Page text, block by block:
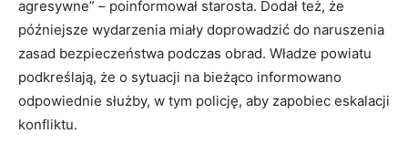
agresywne” – poinformował starosta. Dodał też, że
późniejsze wydarzenia miały doprowadzić do naruszenia
zasad bezpieczeństwa podczas obrad. Władze powiatu
podkreślają, że o sytuacji na bieżąco informowano
odpowiednie służby, w tym policję, aby zapobiec eskalacji
konfliktu.